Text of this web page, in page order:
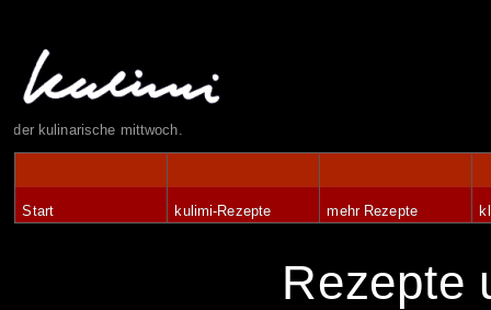
der kulinarische mittwoch.
Start kulimi-Rezepte mehr Rezepte
Rezepte